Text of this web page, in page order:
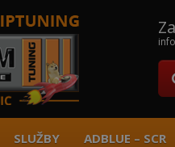
SLUŽBY ADBLUE – SCR